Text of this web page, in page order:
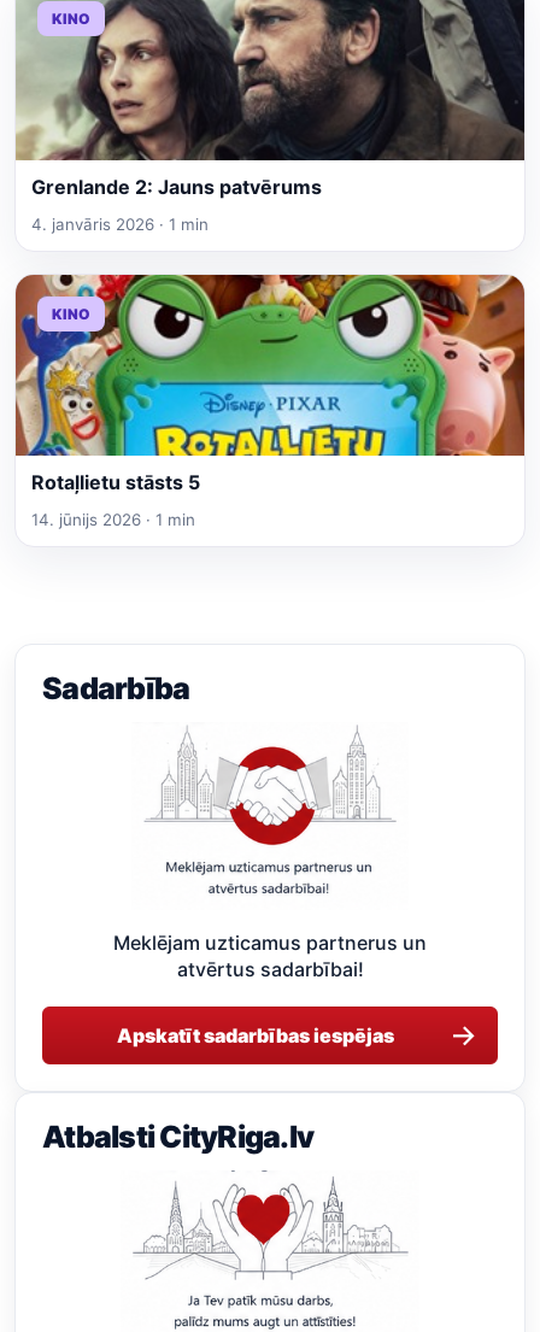
KINO
Grenlande 2: Jauns patvērums
4. janvāris 2026 · 1 min
KINO
Rotaļlietu stāsts 5
14. jūnijs 2026 · 1 min
Sadarbība
Meklējam uzticamus partnerus un
atvērtus sadarbībai!
Apskatīt sadarbības iespējas →
Atbalsti CityRiga.lv